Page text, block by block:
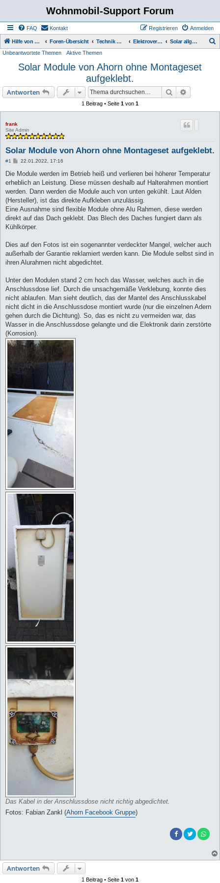
Wohnmobil-Support Forum
FAQ Kontakt Anmelden
Registrieren
Hilfe von Womo Fans für Womo Besitzer Foren-Übersicht Technik Wohnmobil Elektroversorgung Solar allgemein
Unbeantwortete Themen Aktive Themen
Solar Module von Ahorn ohne Montageset
aufgeklebt.
Antworten Suche
1 Beitrag • Seite 1 von 1
frank
Site Admin
Solar Module von Ahorn ohne Montageset aufgeklebt.
#1
B
i
r
a
22.01.2022, 17:16
Die Module werden im Betrieb heiß und verlieren bei höherer Temperatur
erheblich an Leistung. Diese müssen deshalb auf Halterahmen montiert
werden. Dann werden die Module auch von unten gekühlt. Laut Alden
(Hersteller), ist das direkte Aufkleben unzulässig.
Eine Ausnahme sind flexible Module ohne Alu Rahmen, diese werden
direkt auf das Dach geklebt. Das Blech des Daches fungiert dann als
Kühlkörper.
Dies auf den Fotos ist ein sogenannter verdeckter Mangel, welcher auch
außerhalb der Garantie reklamiert werden kann. Die Module selbst sind in
ihren Alurahmen nicht abgedichtet.
Unter den Modulen stand 2 cm hoch das Wasser, welches auch in die
Anschlussdose lief. Durch die unsachgemäße Verklebung, konnte dies
nicht ablaufen. Man sieht deutlich, das der Mantel des Anschlusskabel
nicht dicht in die Anschlussdose montiert wurde (nur die einzelnen Adern
gehen durch die Dichtung). So, das es nicht zu vermeiden war, das
Wasser in die Anschlussdose gelangte und die Elektronik darin zerstörte
(Korrosion).
Das Kabel in der Anschlussdose nicht richtig abgedichtet.
Fotos: Fabian Zankl (Ahorn Facebook Gruppe)
Antworten
1 Beitrag • Seite 1 von 1